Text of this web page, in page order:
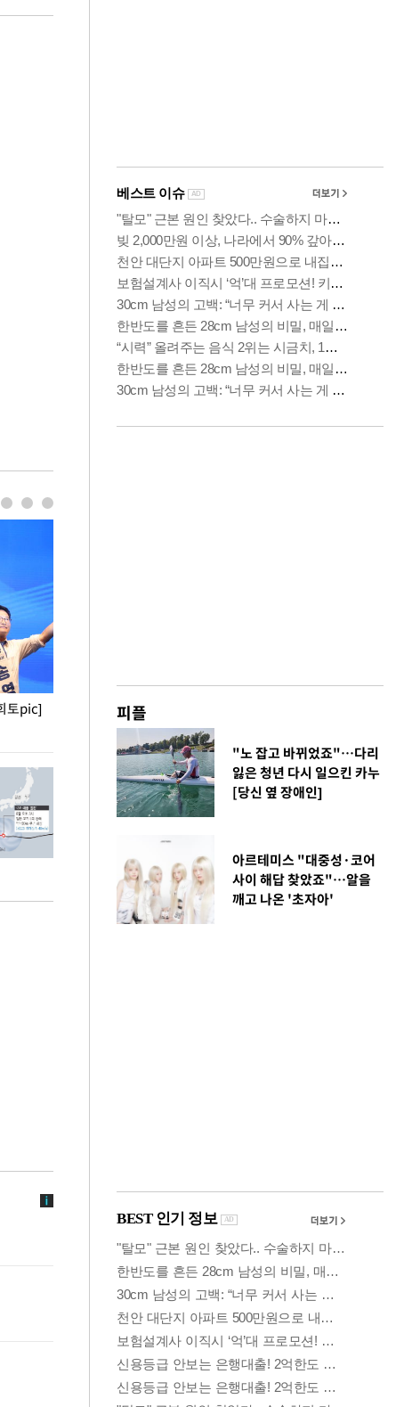
토pic] 청와대 일주일피플
"노 잡고 바뀌었죠"…다리
잃은 청년 다시 일으킨 카누
[당신 옆 장애인]
아르테미스 "대중성·코어
사이 해답 찾았죠"…알을
깨고 나온 '초자아'